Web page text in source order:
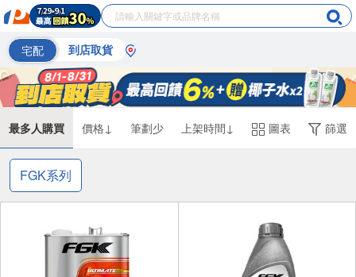
宅配 到店取貨
最多人購買 價格↓ 筆劃少 上架時間↓ 圖表 篩選
FGK系列